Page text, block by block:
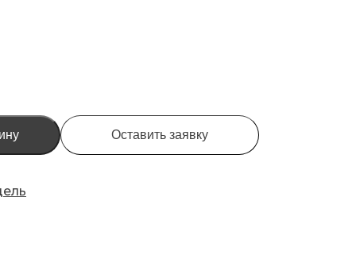
Оставить заявку